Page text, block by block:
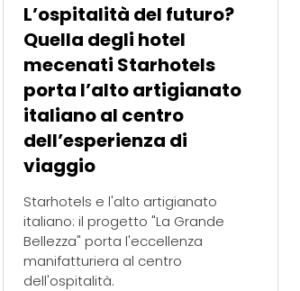
L’ospitalità del futuro?
Quella degli hotel
mecenati Starhotels
porta l’alto artigianato
italiano al centro
dell’esperienza di
viaggio
Starhotels e l'alto artigianato
italiano: il progetto "La Grande
Bellezza" porta l'eccellenza
manifatturiera al centro
dell'ospitalità.